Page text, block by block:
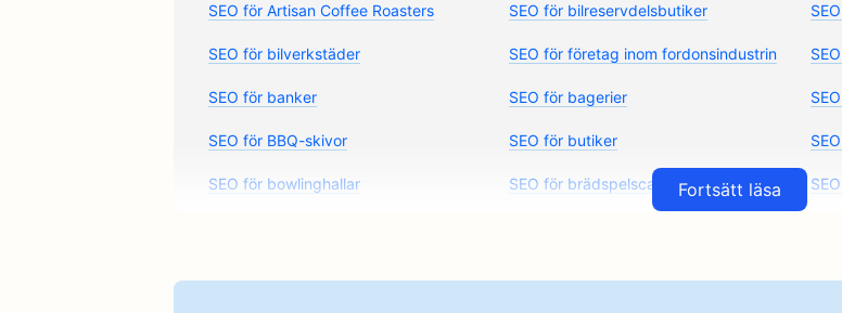
SEO för Artisan Coffee Roasters SEO för bilreservdelsbutiker
SEO för bilverkstäder SEO för företag inom fordonsindustrin
SEO för banker SEO för bagerier
SEO för BBQ-skivor SEO för butiker
SEO för bowlinghallar SEO för brädspelscaféerFortsätt läsa